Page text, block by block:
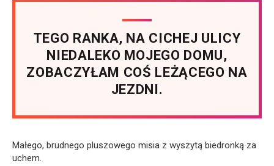
TEGO RANKA, NA CICHEJ ULICY
NIEDALEKO MOJEGO DOMU,
ZOBACZYŁAM COŚ LEŻĄCEGO NA
JEZDNI.
Małego, brudnego pluszowego misia z wyszytą biedronką za
uchem.